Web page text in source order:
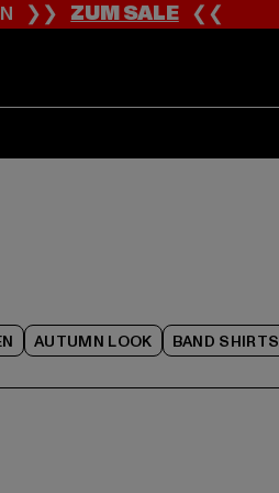
❯❯ZUM SALE❮❮
AUTUMN LOOK BAND SHIRTS